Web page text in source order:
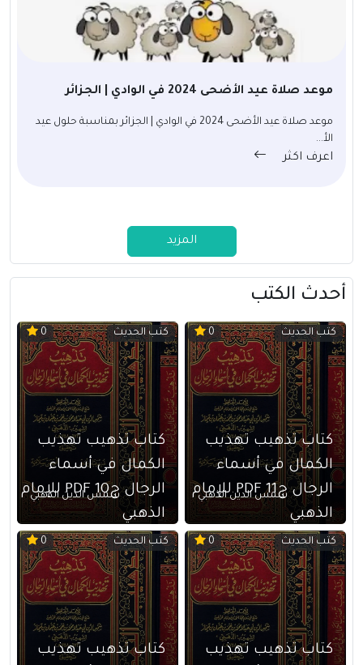
موعد صلاة عيد الأضحى 2024 في الوادي | الجزائر
موعد صلاة عيد الأضحى 2024 في الوادي | الجزائر بمناسبة حلول عيد
الأ...
اعرف اكثر
المزيد
أحدث الكتب
كتب الحديث 0
كتاب تذهيب تهذيب
الكمال في أسماء
الرجال ج11 PDF للإمام
الذهبي
شمس الدين الذهبي
كتب الحديث 0
كتاب تذهيب تهذيب
الكمال في أسماء
الرجال ج10 PDF للإمام
الذهبي
شمس الدين الذهبي
كتب الحديث 0
كتاب تذهيب تهذيب
كتب الحديث 0
كتاب تذهيب تهذيب